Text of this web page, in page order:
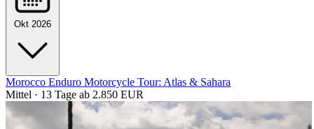
Okt 2026
Morocco Enduro Motorcycle Tour: Atlas & Sahara
Mittel · 13 Tage ab 2.850 EUR